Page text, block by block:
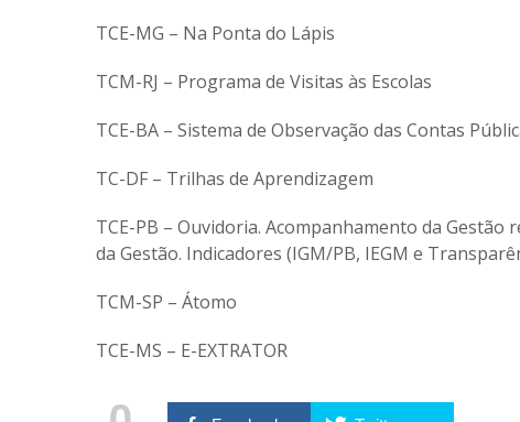
TCE-MG – Na Ponta do Lápis
TCM-RJ – Programa de Visitas às Escolas
TCE-BA – Sistema de Observação das Contas
TC-DF – Trilhas de Aprendizagem
TCE-PB – Ouvidoria. Acompanhamento da
da Gestão. Indicadores (IGM/PB, IEGM e
TCM-SP – Átomo
TCE-MS – E-EXTRATOR